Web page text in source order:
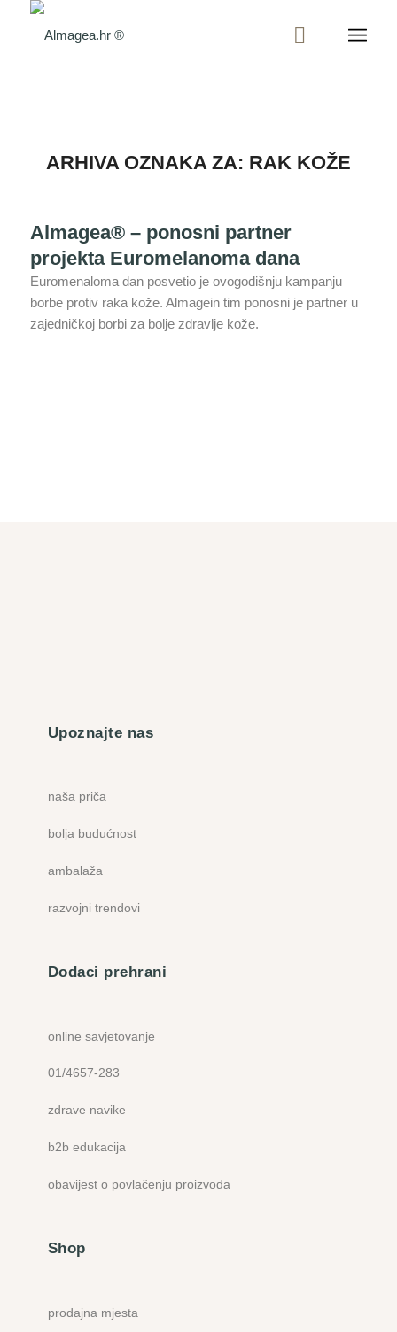
ARHIVA OZNAKA ZA: RAK KOŽE
Almagea® – ponosni partner
projekta Euromelanoma dana
Euromenaloma dan posvetio je ovogodišnju kampanju
borbe protiv raka kože. Almagein tim ponosni je partner u
zajedničkoj borbi za bolje zdravlje kože.
Upoznajte nas
naša priča
bolja budućnost
ambalaža
razvojni trendovi
Dodaci prehrani
online savjetovanje
01/4657-283
zdrave navike
b2b edukacija
obavijest o povlačenju proizvoda
Shop
prodajna mjesta